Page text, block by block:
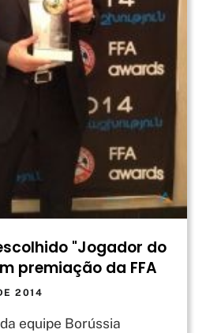
"Jogador do
premiação da FFA
2014
equipe Borússia